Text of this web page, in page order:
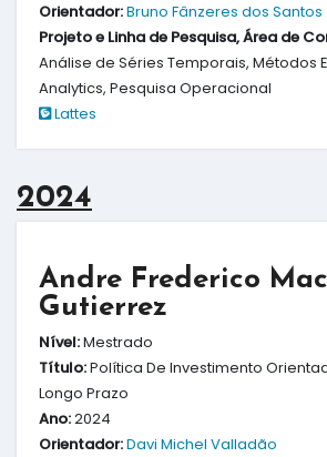
Orientador:Bruno Fânzeres dos Santos
Projeto e Linha de Pesquisa, Área de
Análise de Séries Temporais, Métodos
Analytics, Pesquisa Operacional
Lattes
2024
Andre Frederico
Gutierrez
Nível:Mestrado
Título:Política De Investimento
Longo Prazo
Ano:2024
Orientador:Davi Michel Valladão